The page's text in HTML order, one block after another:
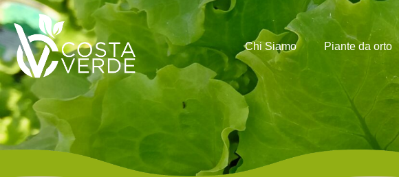
Chi Siamo Piante da orto